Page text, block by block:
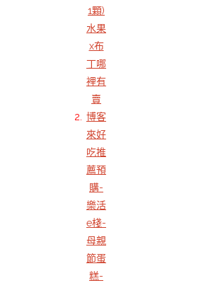
1顆)
水果
x布
丁哪
裡有
賣
博客
來好
吃推
薦預
購-
樂活
e棧-
母親
節蛋
糕-